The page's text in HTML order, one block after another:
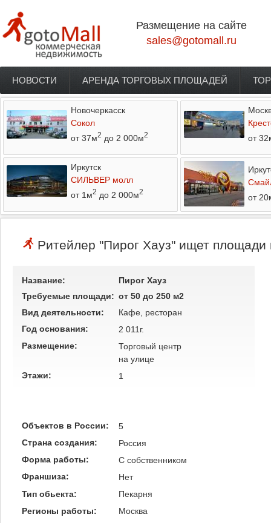
Размещение на сайте
sales@gotomall.ru
Главное меню
НОВОСТИ АРЕНДА ТОРГОВЫХ ПЛОЩАДЕЙ
Новочеркасск
Сокол
от 37м2 до 2 000м2
от
Иркутск
СИЛЬВЕР молл
от 1м2 до 2 000м2
от
Ритейлер "Пирог Хауз" ищет площади
Название:
Пирог Хауз
Требуемые площади: от 50 до 250 м2
Вид деятельности:
Кафе, ресторан
Год основания:
2 011г.
Размещение:
Торговый центр
на улице
Этажи:
1
Объектов в России:
5
Страна создания:
Россия
Форма работы:
C собственником
Франшиза:
Нет
Тип обьекта:
Пекарня
Регионы работы:
Москва